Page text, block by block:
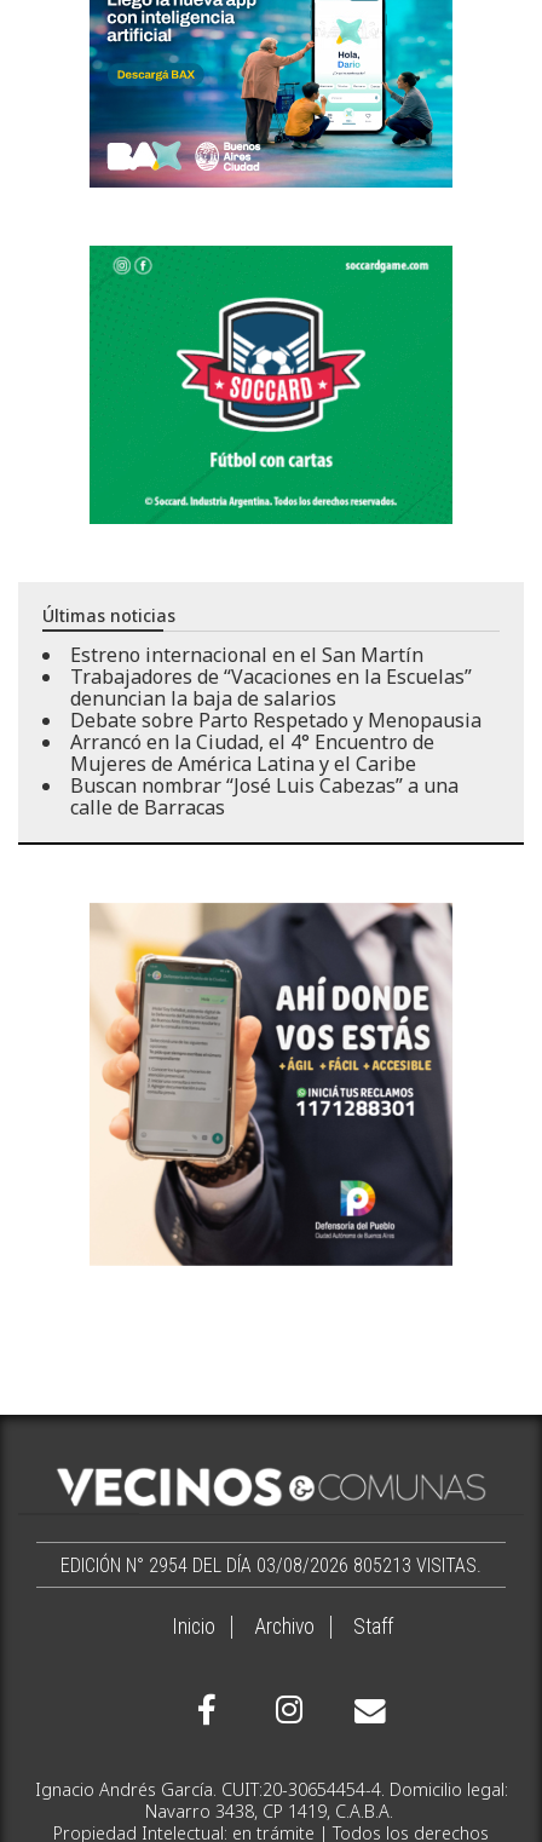
Últimas noticias
Estreno internacional en el San Martín
Trabajadores de “Vacaciones en la Escuelas”
denuncian la baja de salarios
Debate sobre Parto Respetado y Menopausia
Arrancó en la Ciudad, el 4° Encuentro de
Mujeres de América Latina y el Caribe
Buscan nombrar “José Luis Cabezas” a una
calle de Barracas
EDICIÓN N° 2954 DEL DÍA 03/08/2026 805213 VISITAS.
Inicio Archivo Staff
Ignacio Andrés García. CUIT:20-30654454-4. Domicilio legal:
Navarro 3438, CP 1419, C.A.B.A.
Propiedad Intelectual: en trámite | Todos los derechos